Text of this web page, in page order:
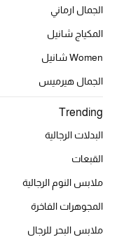
خصومات
ما وصلنا حديثاً
ركن أناقة المنتجعات
حصريًا عبر الإنترنت
تشكيلة المناسبات للنساء
الجمال ارماني
المكياج شانيل
Women شانيل
الجمال هيرميس
Trending
البدلات الرجالية
القبعات
ملابس النوم الرجالية
المجوهرات الفاخرة
ملابس البحر للرجال